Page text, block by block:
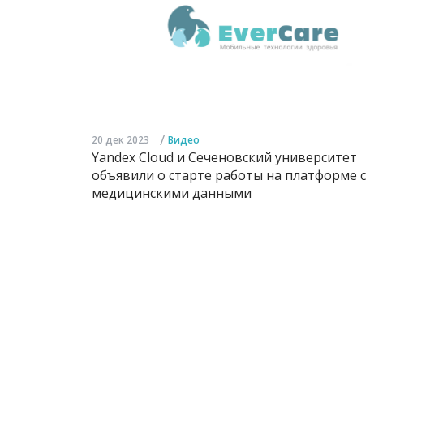
20 дек 2023 / Видео
Yandex Cloud и Сеченовский университет
объявили о старте работы на платформе с
медицинскими данными